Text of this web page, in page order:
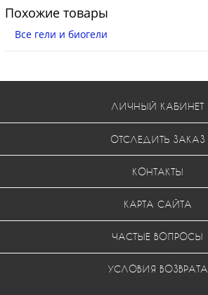
Похожие товары
Все гели и биогели
ЛИЧНЫЙ КАБИНЕТ
ОТСЛЕДИТЬ ЗАКАЗ
КОНТАКТЫ
КАРТА САЙТА
ЧАСТЫЕ ВОПРОСЫ
УСЛОВИЯ ВОЗВРАТА